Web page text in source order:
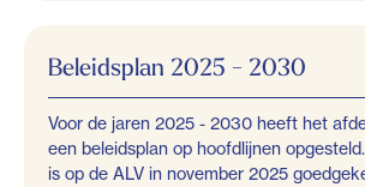
Beleidsplan 2025 - 2030
Voor de jaren 2025 - 2030 heeft het
een beleidsplan op hoofdlijnen
is op de ALV in november 2025